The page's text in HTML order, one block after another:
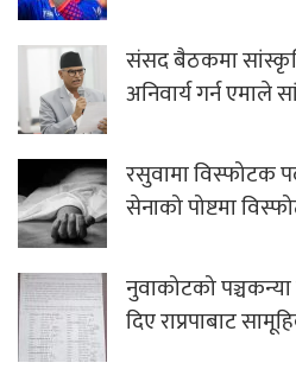
संसद बैठकमा
अनिवार्य गर्न एमाले
रसुवामा विस्फोटक
सेनाको पोष्टमा
नुवाकोटको
दिए राप्रपाबाट